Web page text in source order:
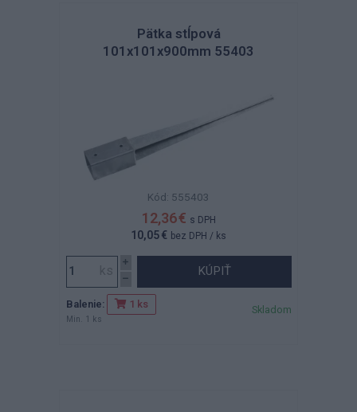
Pätka stĺpová
101x101x900mm 55403
Kód: 555403
12,36 € s DPH
10,05 € bez DPH / ks
KÚPIŤ
Balenie: 1 ks
Min. 1 ks
Skladom